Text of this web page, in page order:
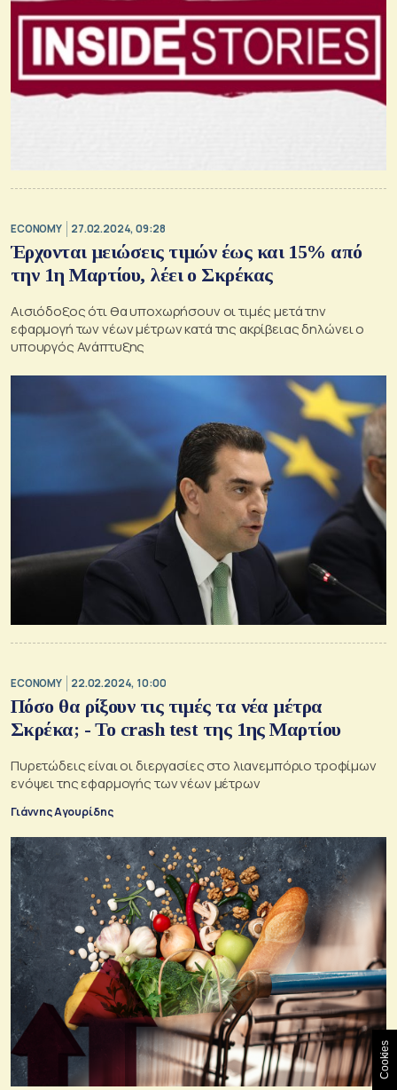
ECONOMY 27.02.2024, 09:28
Έρχονται μειώσεις τιμών έως και 15% από
την 1η Μαρτίου, λέει ο Σκρέκας
Αισιόδοξος ότι θα υποχωρήσουν οι τιμές μετά την
εφαρμογή των νέων μέτρων κατά της ακρίβειας δηλώνει ο
υπουργός Ανάπτυξης
ECONOMY 22.02.2024, 10:00
Πόσο θα ρίξουν τις τιμές τα νέα μέτρα
Σκρέκα; - To crash test της 1ης Μαρτίου
Πυρετώδεις είναι οι διεργασίες στο λιανεμπόριο τροφίμων
ενόψει της εφαρμογής των νέων μέτρων
Γιάννης Αγουρίδης
Cookies